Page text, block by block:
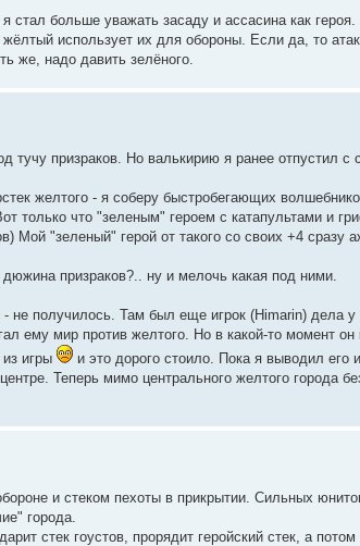
больше уважать засаду и ассасина как
использует их для обороны. Если да, то
же, надо давить зелёного.
тучу призраков. Но валькирию я ранее отпустил с
желтого - я соберу быстробегающих
только что "зеленым" героем с катапультами и
Мой "зеленый" герой от такого со своих +4 сразу
призраков?.. ну и мелочь какая под ними.
получилось. Там был еще игрок (Himarin) дела
ему мир против желтого. Но в какой-то момент
игры
и это дорого стоило. Пока я выводил его
Теперь мимо центрального желтого города
и стеком пехоты в прикрытии. Сильных
города.
стек гоустов, прорядит геройский стек, а